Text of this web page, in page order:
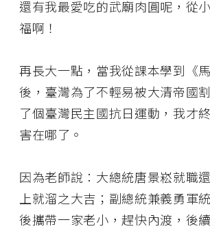
還有我最愛吃的武廟肉圓呢，從
福啊！
再長大一點，當我從課本學到《
後，臺灣為了不輕易被大清帝國
了個臺灣民主國抗日運動，我才
害在哪了。
因為老師說：大總統唐景崧就職
上就溜之大吉；副總統兼義勇軍
後攜帶一家老小，趕快內渡，後